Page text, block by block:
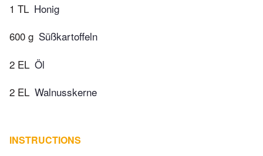
1 TL Honig
600 g Süßkartoffeln
2 EL Öl
2 EL Walnusskerne
INSTRUCTIONS